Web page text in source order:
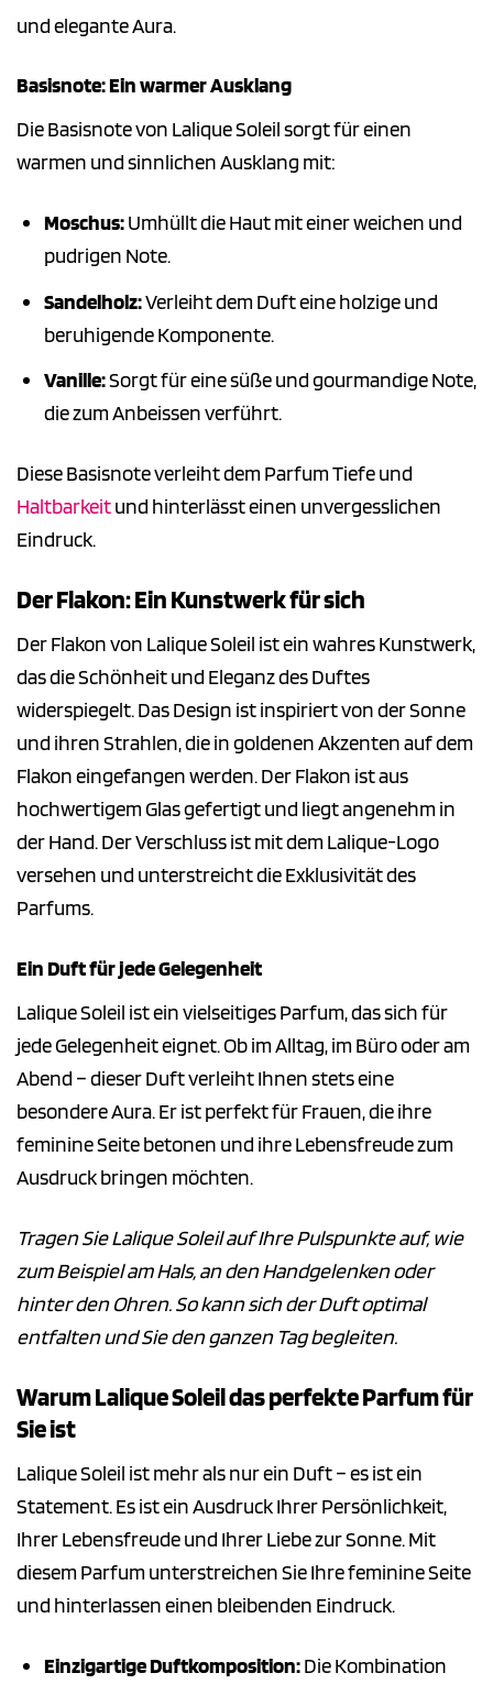
und elegante Aura.
Basisnote: Ein warmer Ausklang
Die Basisnote von Lalique Soleil sorgt für einen
warmen und sinnlichen Ausklang mit:
Moschus:Umhüllt die Haut mit einer weichen und
pudrigen Note.
Sandelholz:Verleiht dem Duft eine holzige und
beruhigende Komponente.
Vanille:Sorgt für eine süße und gourmandige Note,
die zum Anbeissen verführt.
Diese Basisnote verleiht dem Parfum Tiefe und
Haltbarkeitund hinterlässt einen unvergesslichen
Eindruck.
Der Flakon: Ein Kunstwerk für sich
Der Flakon von Lalique Soleil ist ein wahres Kunstwerk,
das die Schönheit und Eleganz des Duftes
widerspiegelt. Das Design ist inspiriert von der Sonne
und ihren Strahlen, die in goldenen Akzenten auf dem
Flakon eingefangen werden. Der Flakon ist aus
hochwertigem Glas gefertigt und liegt angenehm in
der Hand. Der Verschluss ist mit dem Lalique-Logo
versehen und unterstreicht die Exklusivität des
Parfums.
Ein Duft für jede Gelegenheit
Lalique Soleil ist ein vielseitiges Parfum, das sich für
jede Gelegenheit eignet. Ob im Alltag, im Büro oder am
Abend – dieser Duft verleiht Ihnen stets eine
besondere Aura. Er ist perfekt für Frauen, die ihre
feminine Seite betonen und ihre Lebensfreude zum
Ausdruck bringen möchten.
Tragen Sie Lalique Soleil auf Ihre Pulspunkte auf, wie
zum Beispiel am Hals, an den Handgelenken oder
hinter den Ohren. So kann sich der Duft optimal
entfalten und Sie den ganzen Tag begleiten.
Warum Lalique Soleil das perfekte Parfum für
Sie ist
Lalique Soleil ist mehr als nur ein Duft – es ist ein
Statement. Es ist ein Ausdruck Ihrer Persönlichkeit,
Ihrer Lebensfreude und Ihrer Liebe zur Sonne. Mit
diesem Parfum unterstreichen Sie Ihre feminine Seite
und hinterlassen einen bleibenden Eindruck.
Einzigartige Duftkomposition:Die Kombination